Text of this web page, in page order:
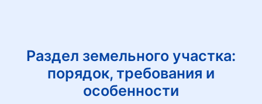
Раздел земельного участка:
порядок, требования и
особенности